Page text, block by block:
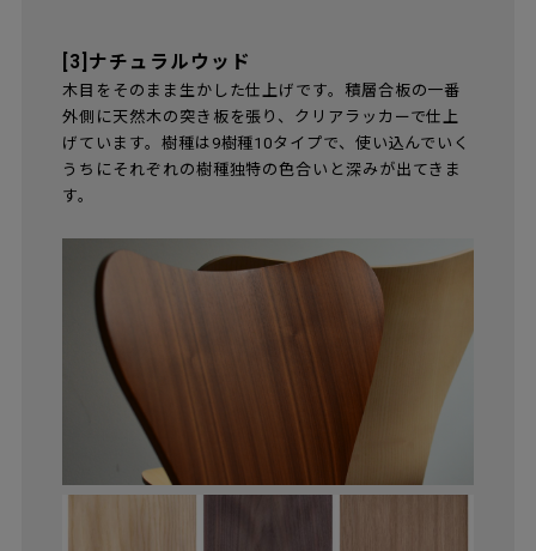
[3]ナチュラルウッド
木目をそのまま生かした仕上げです。積層合板の一番
外側に天然木の突き板を張り、クリアラッカーで仕上
げています。樹種は9樹種10タイプで、使い込んでいく
うちにそれぞれの樹種独特の色合いと深みが出てきま
す。